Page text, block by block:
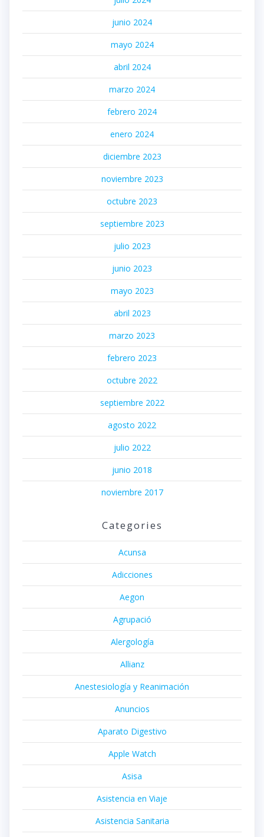
junio 2024
mayo 2024
abril 2024
marzo 2024
febrero 2024
enero 2024
diciembre 2023
noviembre 2023
octubre 2023
septiembre 2023
julio 2023
junio 2023
mayo 2023
abril 2023
marzo 2023
febrero 2023
octubre 2022
septiembre 2022
agosto 2022
julio 2022
junio 2018
noviembre 2017
Categories
Acunsa
Adicciones
Aegon
Agrupació
Alergología
Allianz
Anestesiología y Reanimación
Anuncios
Aparato Digestivo
Apple Watch
Asisa
Asistencia en Viaje
Asistencia Sanitaria